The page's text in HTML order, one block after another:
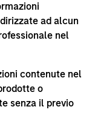
ad alcun
nel
contenute nel
o
senza il previo
for the
the
at Pequot
a B.S.E.
the
finance and